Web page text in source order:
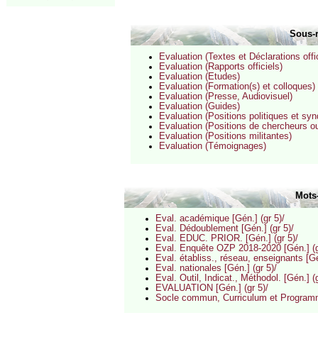
Sous-
Evaluation (Textes et Déclarations
Evaluation (Rapports officiels)
Evaluation (Etudes)
Evaluation (Formation(s) et colloques)
Evaluation (Presse, Audiovisuel)
Evaluation (Guides)
Evaluation (Positions politiques et
Evaluation (Positions de chercheurs
Evaluation (Positions militantes)
Evaluation (Témoignages)
Eval. académique [Gén.] (gr 5)/
Eval. Dédoublement [Gén.] (gr 5)/
Eval. EDUC. PRIOR. [Gén.] (gr 5)/
Eval. Enquête OZP 2018-2020 [Gén.]
Eval. établiss., réseau, enseignants
Eval. nationales [Gén.] (gr 5)/
Eval. Outil, Indicat., Méthodol. [Gén.]
EVALUATION [Gén.] (gr 5)/
Socle commun, Curriculum et